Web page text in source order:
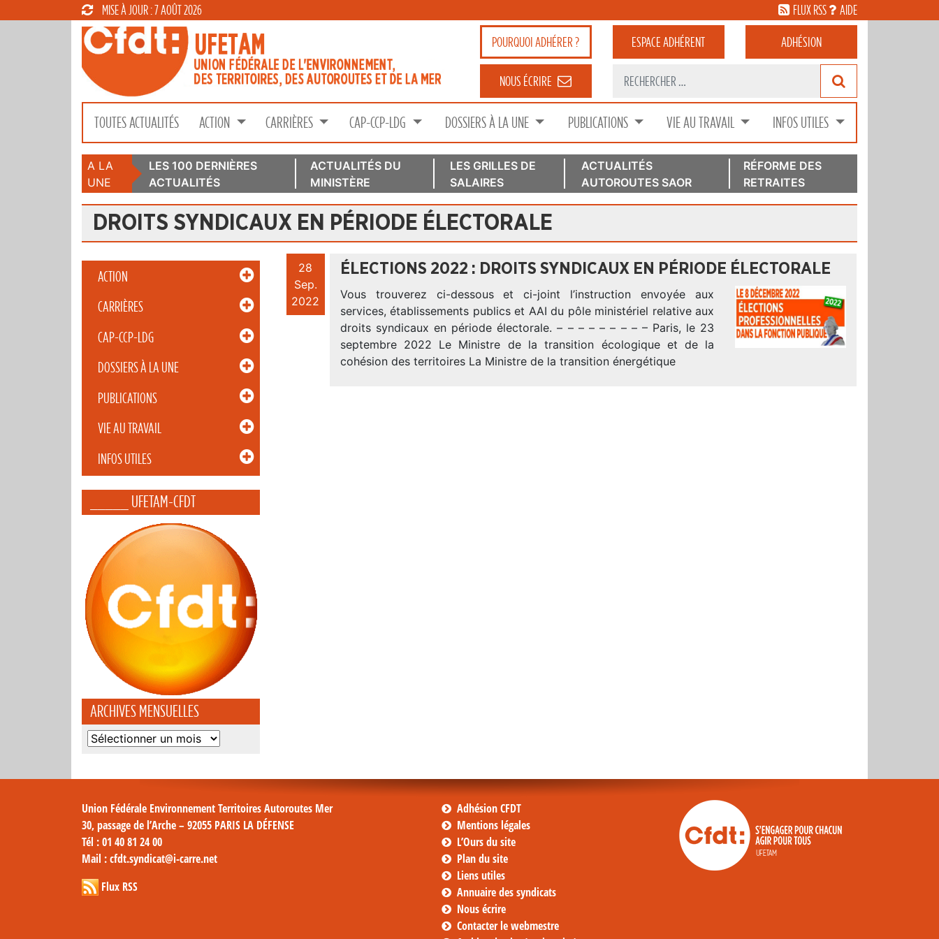
MISE À JOUR : 7 AOÛT 2026 FLUX RSS AIDE
POURQUOIADHÉRER ? ESPACEADHÉRENT ADHÉSION
NOUS ÉCRIRE
TOUTES ACTUALITÉS ACTION CARRIÈRES CAP-CCP-LDG DOSSIERS À LA UNE PUBLICATIONS VIE AU TRAVAIL INFOS UTILES
A LA
UNE
LES 100 DERNIÈRES
ACTUALITÉS
ACTUALITÉS DU
MINISTÈRE
LES GRILLES DE
SALAIRES
ACTUALITÉS
AUTOROUTES SAOR
RÉFORME DES
RETRAITES
DROITS SYNDICAUX EN PÉRIODE ÉLECTORALE
ACTION
CARRIÈRES
CAP-CCP-LDG
DOSSIERS À LA UNE
PUBLICATIONS
VIE AU TRAVAIL
INFOS UTILES
_____ UFETAM-CFDT
ARCHIVES MENSUELLES
Archives
28
Sep.
2022
ÉLECTIONS 2022 : DROITS SYNDICAUX EN PÉRIODE ÉLECTORALE
Vous trouverez ci-dessous et ci-joint l’instruction envoyée aux
services, établissements publics et AAI du pôle ministériel relative aux
droits syndicaux en période électorale. – – – – – – – – – Paris, le 23
septembre 2022 Le Ministre de la transition écologique et de la
cohésion des territoires La Ministre de la transition énergétique
Union Fédérale Environnement Territoires Autoroutes Mer
30, passage de l’Arche – 92055 PARIS LA DÉFENSE
Tél : 01 40 81 24 00
Mail : cfdt.syndicat@i-carre.net
Flux RSS
Adhésion CFDT
Mentions légales
L’Ours du site
Plan du site
Liens utiles
Annuaire des syndicats
Nous écrire
Contacter le webmestre